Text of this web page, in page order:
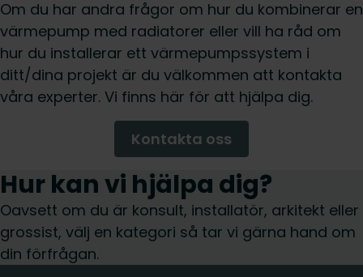
Om du har andra frågor om hur du kombinerar en
värmepump med radiatorer eller vill ha råd om
hur du installerar ett värmepumpssystem i
ditt/dina projekt är du välkommen att kontakta
våra experter. Vi finns här för att hjälpa dig.
Kontakta oss
Hur kan vi hjälpa dig?
Oavsett om du är konsult, installatör, arkitekt eller
grossist, välj en kategori så tar vi gärna hand om
din förfrågan.